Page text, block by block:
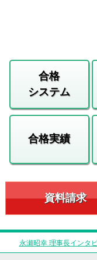
合格
システム
合格実績
資料請求
永瀬昭幸 理事長インタ